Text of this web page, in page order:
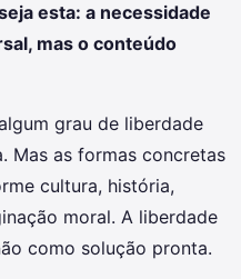
esta: a necessidade
mas o conteúdo
grau de liberdade
Mas as formas concretas
cultura, história,
moral. A liberdade
como solução pronta.